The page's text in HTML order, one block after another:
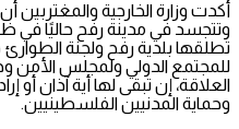
أكدت وزارة الخارجية والمغتربين
وتتجسد في مدينة رفح حاليًا في
تطلقها بلدية رفح ولجنة
للمجتمع الدولي ولمجلس الأمن
العلاقة، إن تبقى لها أية آذان أو
وحماية المدنيين الفلسطينيين.